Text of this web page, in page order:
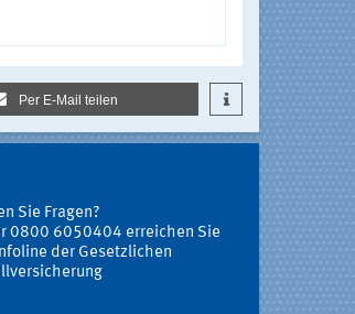
Per E-Mail teilen
Sie Fragen?
0800 6050404 erreichen Sie
der Gesetzlichen